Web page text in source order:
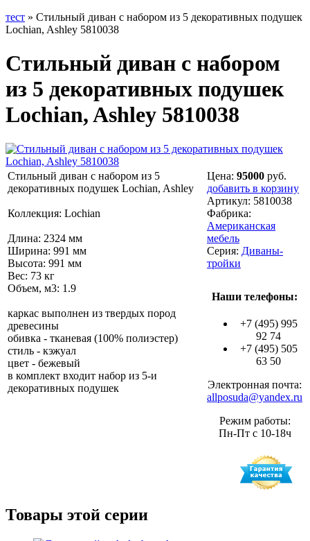
тест » Стильный диван с набором из 5 декоративных подушек
Lochian, Ashley 5810038
Стильный диван с набором
из 5 декоративных подушек
Lochian, Ashley 5810038
Стильный диван с набором из 5
декоративных подушек Lochian, Ashley
Коллекция: Lochian
Длина: 2324 мм
Ширина: 991 мм
Высота: 991 мм
Вес: 73 кг
Объем, м3: 1.9
каркас выполнен из твердых пород
древесины
обивка - тканевая (100% полиэстер)
стиль - кэжуал
цвет - бежевый
в комплект входит набор из 5-и
декоративных подушек
Цена: 95000 руб.
добавить в корзину
Артикул: 5810038
Фабрика:
Американская
мебель
Серия: Диваны-
тройки
Наши телефоны:
+7 (495) 995
92 74
+7 (495) 505
63 50
Электронная почта:
allposuda@yandex.ru
Режим работы:
Пн-Пт с 10-18ч
Товары этой серии